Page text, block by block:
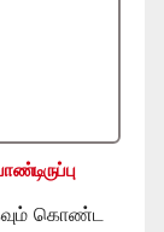
கொண்ட